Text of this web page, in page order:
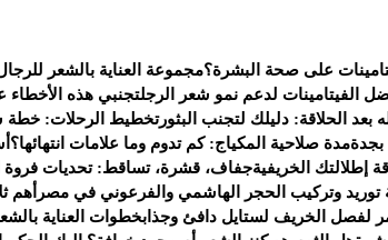
على صحة البشرة؟مجموعة العناية بالشعر
الفيتامينات لدعم نمو شعر الرجلتجنبي هذه الأخطاء
الحلاقة: دليلك لتجنب البثورتخطيط الرحلات: خطة
مدة صلاحية المكياج: كم تدوم وما علامات انتهائها؟
إطلالتك الخريفيةجفاف، قشرة، تساقط: تحديات فروة
وتركيب الحجر الهاشمي والفرعوني في مصر أهم
لفصل الخريف لستايل دافئ وجذابخطوات العناية